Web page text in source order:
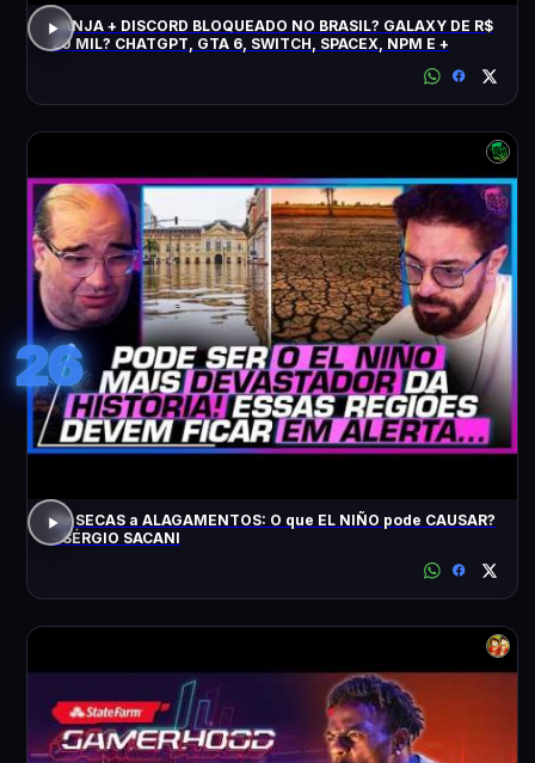
JANJA + DISCORD BLOQUEADO NO BRASIL? GALAXY DE R$
20 MIL? CHATGPT, GTA 6, SWITCH, SPACEX, NPM E +
26
De SECAS a ALAGAMENTOS: O que EL NIÑO pode CAUSAR?
- SÉRGIO SACANI